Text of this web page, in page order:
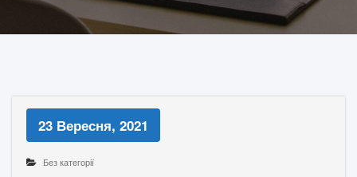
23 Вересня, 2021
Без категорії